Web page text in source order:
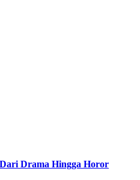
Drama Hingga Horor